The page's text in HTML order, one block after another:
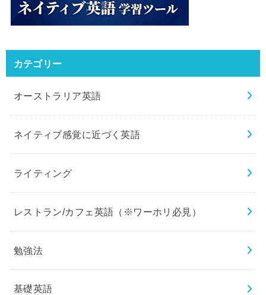
カテゴリー
オーストラリア英語
ネイティブ感覚に近づく英語
ライティング
レストラン/カフェ英語（※ワーホリ必見）
勉強法
基礎英語